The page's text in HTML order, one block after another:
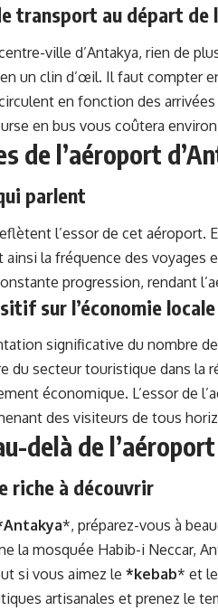
transport au départ de
ville d’Antakya, rien de
un clin d’œil. Il faut compter
en fonction des
en bus vous coûtera
de l’aéroport
parlent
l’essor de cet aéroport.
ainsi la fréquence des voyages
progression, rendant
sur l’économie locale
significative du nombre
du secteur touristique dans la
économique. L’essor de
des visiteurs de tous
delà de l’aéroport
riche à découvrir
*, préparez-vous à
la mosquée Habib-i Neccar,
si vous aimez le *kebab* et le
artisanales et prenez le